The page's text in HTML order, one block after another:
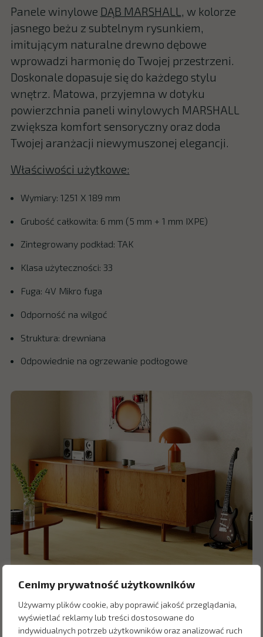
Cenimy prywatność użytkowników
Używamy plików cookie, aby poprawić jakość przeglądania,
wyświetlać reklamy lub treści dostosowane do
indywidualnych potrzeb użytkowników oraz analizować ruch
Panele winylowe DĄB MARSHALL
, w kolorze
jasnego beżu z subtelnym rysunkiem,
imitującym naturalne drewno dębowe
wprowadzi harmonię do Twojej przestrzeni.
Doskonale dopasuje się do każdego stylu
wnętrz. Matowa, przyjemna w dotyku
powierzchnia paneli winylowych MARSHALL
zwiększa komfort sensoryczny oraz doda
Twojej aranżacji niewymuszonej elegancji.
Właściwości użytkowe:
Wymiary: 1251 X 189 mm
Grubość całkowita: 6 mm (5 mm + 1 mm IXPE)
Zintegrowany podkład: TAK
Klasa użyteczności: 33
Fuga: 4V Mikro fuga
Odporność na wilgoć
Struktura: drewniana
Odpowiednie na ogrzewanie podłogowe